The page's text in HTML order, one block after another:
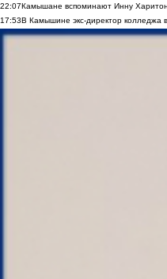
22:07Камышане вспоминают Инну
17:53В Камышине экс-директор колледжа